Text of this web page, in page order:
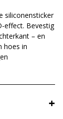
siliconensticker
effect. Bevestig
– en
hoes in
+